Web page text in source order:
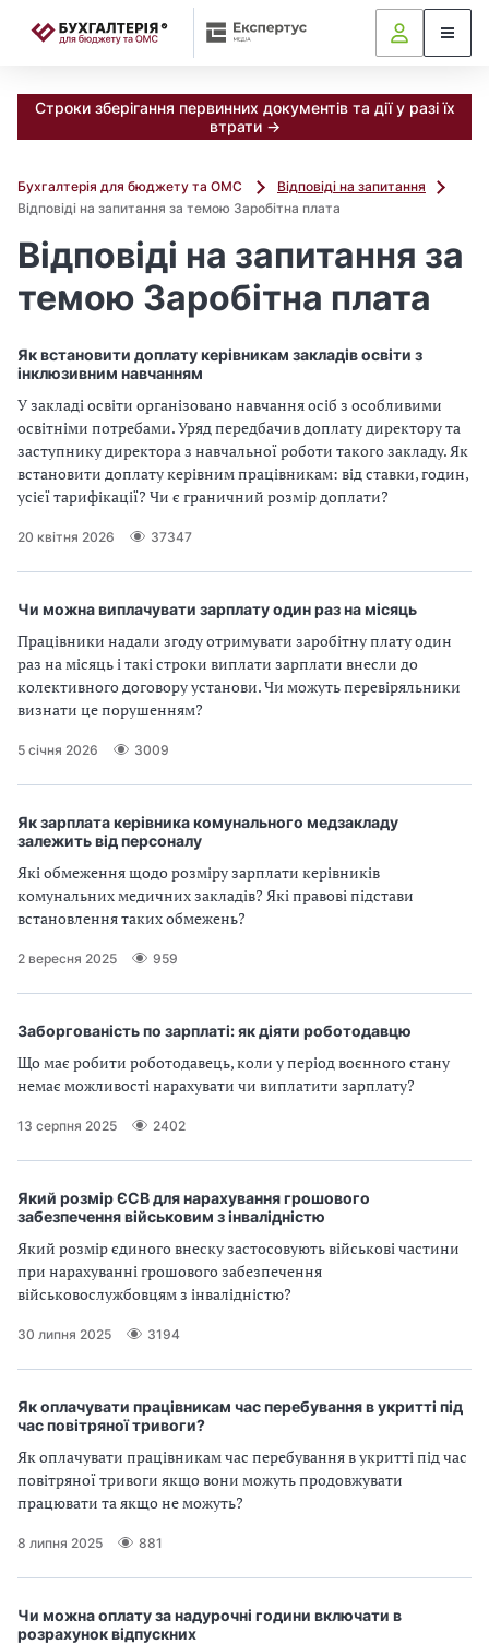
Строки зберігання первинних документів та дії у разі їх
втрати →
Бухгалтерія для бюджету та ОМС
Відповіді на запитання
Відповіді на запитання за темою Заробітна плата
Відповіді на запитання за
темою Заробітна плата
Як встановити доплату керівникам закладів освіти з
інклюзивним навчанням
У закладі освіти організовано навчання осіб з особливими
освітніми потребами. Уряд передбачив доплату директору та
заступнику директора з навчальної роботи такого закладу. Як
встановити доплату керівним працівникам: від ставки, годин,
усієї тарифікації? Чи є граничний розмір доплати?
20 квітня 2026 37347
Чи можна виплачувати зарплату один раз на місяць
Працівники надали згоду отримувати заробітну плату один
раз на місяць і такі строки виплати зарплати внесли до
колективного договору установи. Чи можуть перевіряльники
визнати це порушенням?
5 січня 2026 3009
Як зарплата керівника комунального медзакладу
залежить від персоналу
Які обмеження щодо розміру зарплати керівників
комунальних медичних закладів? Які правові підстави
встановлення таких обмежень?
2 вересня 2025 959
Заборгованість по зарплаті: як діяти роботодавцю
Що має робити роботодавець, коли у період воєнного стану
немає можливості нарахувати чи виплатити зарплату?
13 серпня 2025 2402
Який розмір ЄСВ для нарахування грошового
забезпечення військовим з інвалідністю
Який розмір єдиного внеску застосовують військові частини
при нарахуванні грошового забезпечення
військовослужбовцям з інвалідністю?
30 липня 2025 3194
Як оплачувати працівникам час перебування в укритті під
час повітряної тривоги?
Як оплачувати працівникам час перебування в укритті під час
повітряної тривоги якщо вони можуть продовжувати
працювати та якщо не можуть?
8 липня 2025 881
Чи можна оплату за надурочні години включати в
розрахунок відпускних